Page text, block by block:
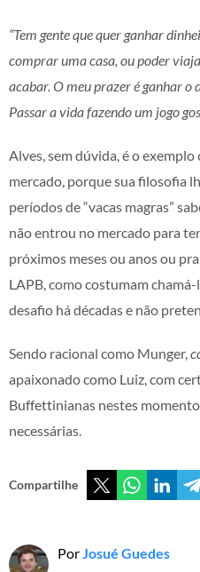
“Tem gente que quer ganhar
comprar uma casa, ou poder
acabar. O meu prazer é ganhar o
Passar a vida fazendo um jogo
Alves, sem dúvida, é o
mercado, porque sua filosofia
períodos de “vacas magras”
não entrou no mercado para
próximos meses ou anos ou
LAPB, como costumam
desafio há décadas e não
Sendo racional como Munger,
apaixonado como Luiz, com
Buffettinianas nestes
necessárias.
Compartilhe
PorJosué Guedes